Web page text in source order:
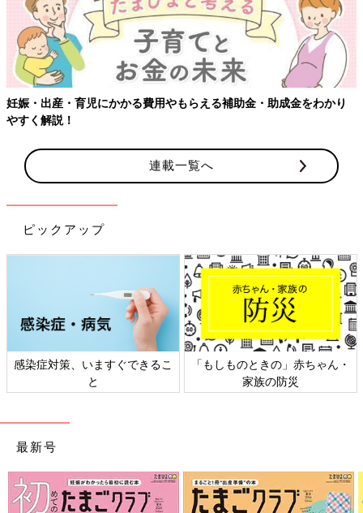
・育児にかかる費用やもらえる補助金・助成金をわかり
！
連載一覧へ
ピックアップ
対策、いますぐできるこ
「もしものときの」赤ちゃん・
家族の防災
日本
最新号